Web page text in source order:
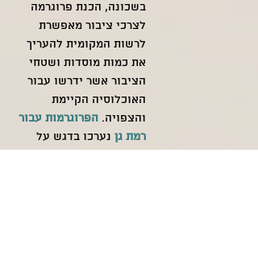
בשכונה, הכנת פרוגרמה
לצרכי ציבור מאפשרת
לרשות המקומית להעריך
את כמות מוסדות ושטחי
הציבור אשר ידרשו עבור
האוכלוסיה הקיימת
והצפויה. הפרוגרמות עבור
רמת גן נערכו בדגש על